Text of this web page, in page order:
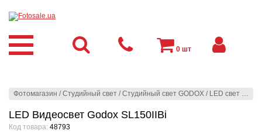
Фотомагазин /Студийный свет /Студийный свет GODOX / LED свет /
LED Видеосвет Godox SL150IIBi
Код товара: 48793
0 шт